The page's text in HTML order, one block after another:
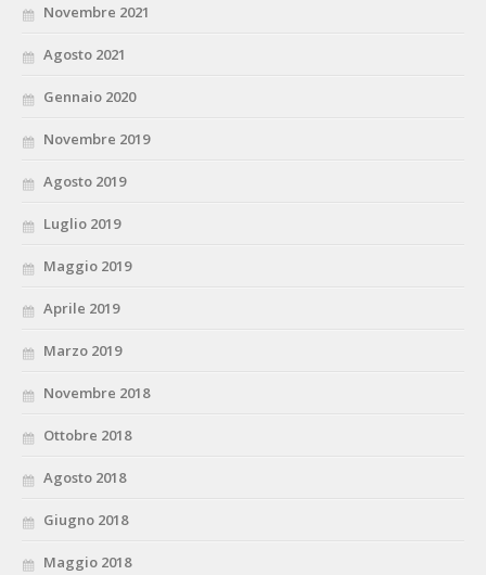
Novembre 2021
Agosto 2021
Gennaio 2020
Novembre 2019
Agosto 2019
Luglio 2019
Maggio 2019
Aprile 2019
Marzo 2019
Novembre 2018
Ottobre 2018
Agosto 2018
Giugno 2018
Maggio 2018